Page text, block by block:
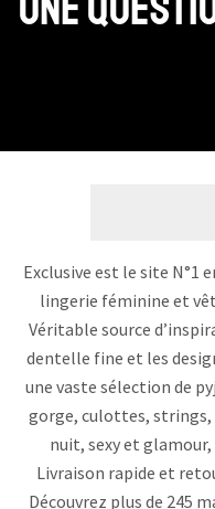
Exclusive est le site N°1
lingerie féminine et
Véritable source
dentelle fine et les
une vaste sélection de
gorge, culottes, strings,
nuit, sexy et
Livraison rapide et
Découvrez plus de 245